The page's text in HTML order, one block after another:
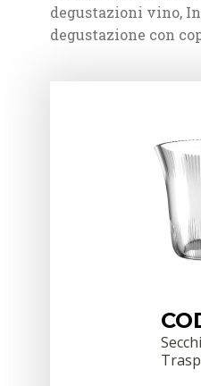
degustazioni vino,
degustazione con